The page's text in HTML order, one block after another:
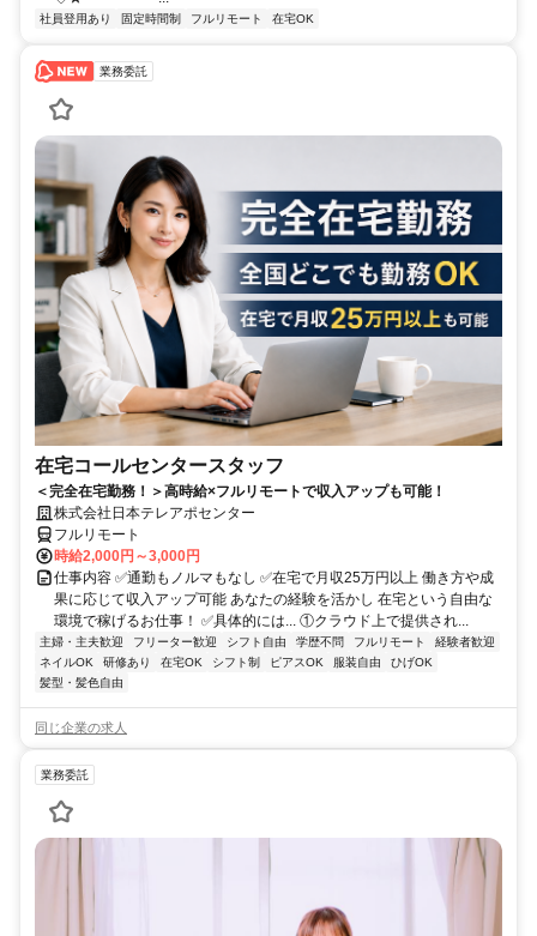
社員登用あり 固定時間制 フルリモート 在宅OK
業務委託
在宅コールセンタースタッフ
＜完全在宅勤務！＞高時給×フルリモートで収入アップも可能！
株式会社日本テレアポセンター
フルリモート
時給2,000円～3,000円
仕事内容 ✅通勤もノルマもなし ✅在宅で月収25万円以上 働き方や成
果に応じて収入アップ可能 あなたの経験を活かし 在宅という自由な
環境で稼げるお仕事！ ✅具体的には... ①クラウド上で提供され...
主婦・主夫歓迎 フリーター歓迎 シフト自由 学歴不問 フルリモート
経験者歓迎
ネイルOK
研修あり 在宅OK シフト制 ピアスOK 服装自由
ひげOK
髪型・髪色自由
同じ企業の求人
業務委託